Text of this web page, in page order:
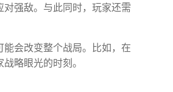
强敌。与此同时，玩家还需
会改变整个战局。比如，在
略眼光的时刻。